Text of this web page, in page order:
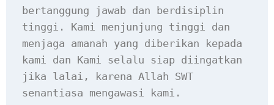
bertanggung jawab dan berdisiplin
tinggi. Kami menjunjung tinggi dan
menjaga amanah yang diberikan kepada
kami dan Kami selalu siap diingatkan
jika lalai, karena Allah SWT
senantiasa mengawasi kami.